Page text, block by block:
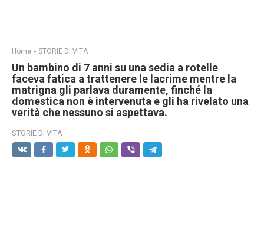
Home » STORIE DI VITA
Un bambino di 7 anni su una sedia a rotelle
faceva fatica a trattenere le lacrime mentre la
matrigna gli parlava duramente, finché la
domestica non è intervenuta e gli ha rivelato una
verità che nessuno si aspettava.
STORIE DI VITA